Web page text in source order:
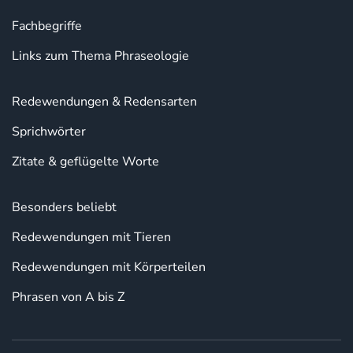
Fachbegriffe
Links zum Thema Phraseologie
Redewendungen & Redensarten
Sprichwörter
Zitate & geflügelte Worte
Besonders beliebt
Redewendungen mit Tieren
Redewendungen mit Körperteilen
Phrasen von A bis Z